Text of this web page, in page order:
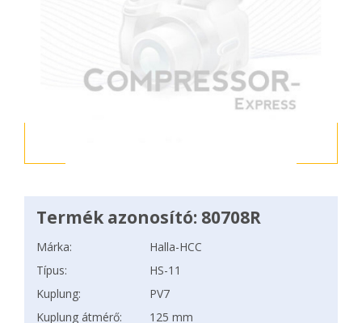
Termék azonosító: 80708R
Márka:
Halla-HCC
Típus:
HS-11
Kuplung:
PV7
Kuplung átmérő:
125 mm